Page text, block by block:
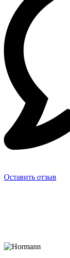
Оставить отзыв